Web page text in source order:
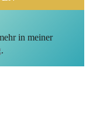
in meiner
.